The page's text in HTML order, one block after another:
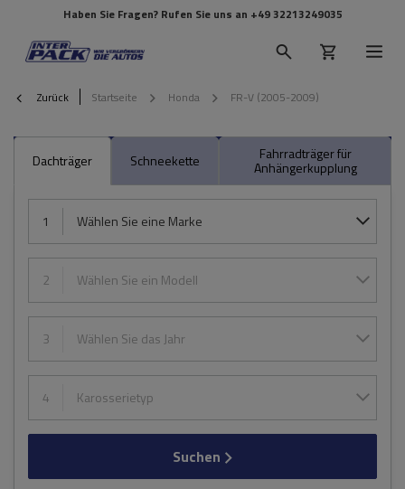
Haben Sie Fragen? Rufen Sie uns an +49 32213249035
Zurück Startseite Honda FR-V (2005-2009)
Dachträger Schneekette Fahrradträger für
Anhängerkupplung
1 Wählen Sie eine Marke
2 Wählen Sie ein Modell
3 Wählen Sie das Jahr
4 Karosserietyp
Suchen